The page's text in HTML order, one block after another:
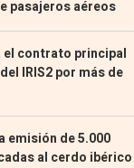
pasajeros aéreos
contrato principal
IRIS2 por más de
emisión de 5.000
al cerdo ibérico